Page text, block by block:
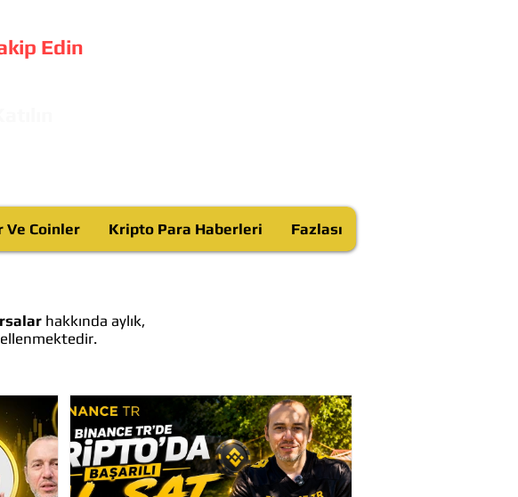
Edin
Ve Coinler Kripto Para Haberleri Fazlası
hakkında aylık,